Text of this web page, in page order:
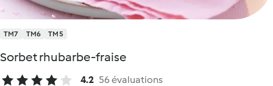
TM7 TM6 TM5
Sorbet rhubarbe-fraise
4.2 56 évaluations